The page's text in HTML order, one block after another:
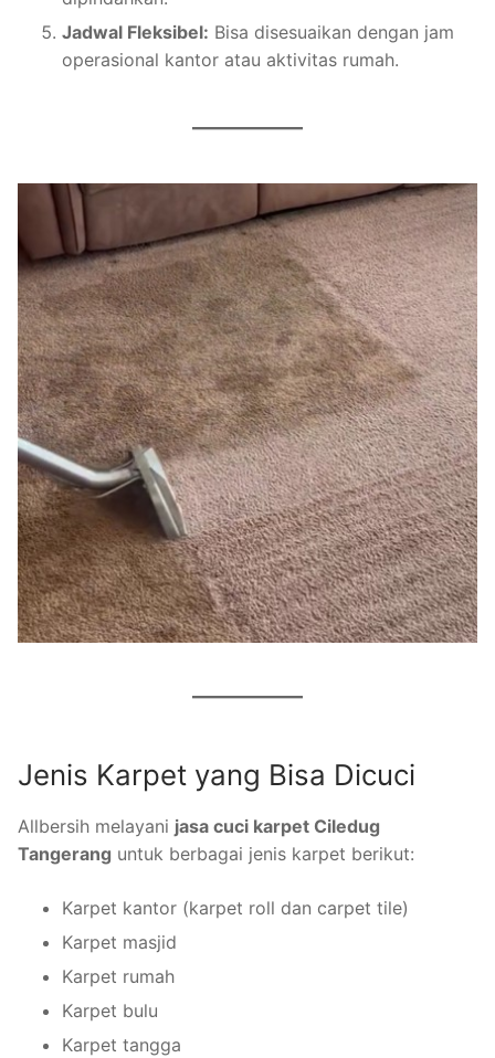
Jadwal Fleksibel: Bisa disesuaikan dengan jam
operasional kantor atau aktivitas rumah.
Jenis Karpet yang Bisa Dicuci
Allbersih melayani jasa cuci karpet Ciledug
Tangerang untuk berbagai jenis karpet berikut:
Karpet kantor (karpet roll dan carpet tile)
Karpet masjid
Karpet rumah
Karpet bulu
Karpet tangga